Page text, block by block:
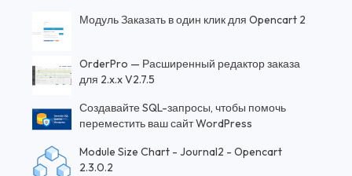
Модуль Заказать в один клик для Opencart 2
OrderPro — Расширенный редактор заказа
для 2.x.x V2.7.5
Создавайте SQL-запросы, чтобы помочь
переместить ваш сайт WordPress
Module Size Chart - Journal2 - Opencart
2.3.0.2